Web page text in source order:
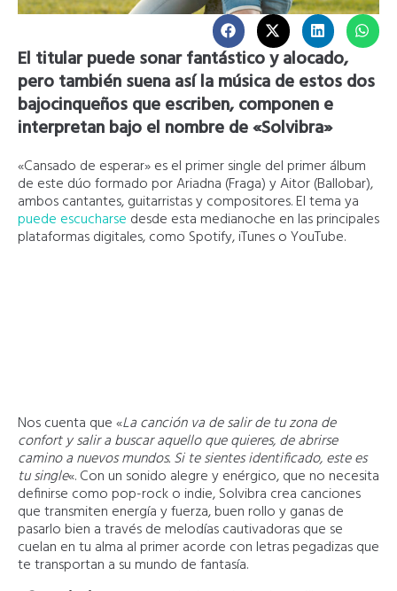
El titular puede sonar fantástico y alocado,
pero también suena así la música de estos dos
bajocinqueñosque escriben, componen e
interpretan bajo el nombre de «Solvibra»
«Cansado de esperar» es el primer single del primer álbum
de este dúo formado por Ariadna (Fraga) y Aitor (Ballobar),
ambos cantantes, guitarristas y compositores. El tema ya
puede escucharse desde esta medianoche en las principales
plataformas digitales, como Spotify, iTunes o YouTube.
Nos cuenta que «La canción va de salir de tu zona de
confort y salir a buscar aquello que quieres, de abrirse
camino a nuevos mundos. Si te sientes identificado, este es
tu single«. Con un sonido alegre y enérgico, que no necesita
definirse como pop-rock o indie, Solvibra crea canciones
que transmiten energía y fuerza, buen rollo y ganas de
pasarlo bien a través de melodías cautivadoras que se
cuelan en tu alma al primer acorde con letras pegadizas que
te transportan a su mundo de fantasía.